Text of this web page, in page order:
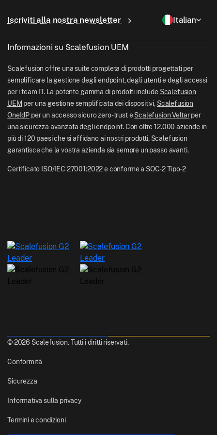
Controllo remoto
Vendita al dettaglio
Logistica
Documentazione di aiuto Scalefusion
Blog Scalefusion
Sala stampa
Carriere
sales[at]scalefusion.com
NZ: +64-9-888-4315
India: +91-63694-45500
Iscriviti alla nostra newsletter Italian
Informazioni su Scalefusion UEM
Scalefusion offre una suite completa di prodotti progettati per
semplificare la gestione degli endpoint, degli utenti e degli accessi
per i team IT. La potente gamma di prodotti include Scalefusion
UEM per una gestione semplificata dei dispositivi, Scalefusion
OneIdP per un accesso sicuro zero-trust eScalefusion Veltarper
una sicurezza avanzata degli endpoint. Con oltre 12.000 aziende in
più di 120 paesi che si affidano ai nostri prodotti, Scalefusion
garantisce che la vostra azienda sia sempre un passo avanti.
Certificato ISO/IEC 27001:2022 e conforme a SOC-2 Tipo-2
© 2026 Scalefusion. Tutti i diritti riservati.
Conformità
Sicurezza
Informativa sulla privacy
Termini e condizioni